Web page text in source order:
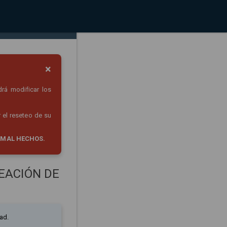
×
modificar los
el reseteo de su
HECHOS.
DE